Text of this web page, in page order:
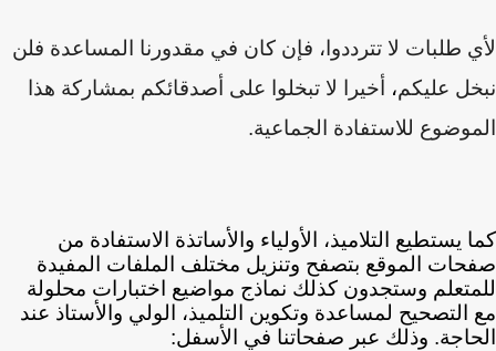
طلبات لا تترددوا، فإن كان في مقدورنا المساعدة فلن
عليكم،أخيرا لا تبخلوا على أصدقائكم بمشاركة هذا
للاستفادة الجماعية.
يستطيع التلاميذ، الأولياء والأساتذة الاستفادة من
الموقع بتصفح وتنزيل مختلف الملفات المفيدة
وستجدون كذلك نماذج مواضيع اختبارات محلولة
لمساعدة وتكوين التلميذ، الولي والأستاذ عند
وذلك عبر صفحاتنا في الأسفل: